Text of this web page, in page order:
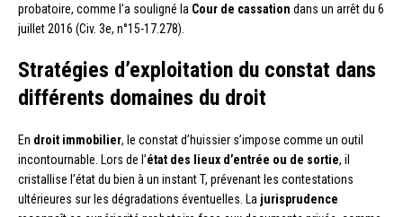
probatoire, comme l’a souligné la Cour de cassation dans un arrêt du 6
juillet 2016 (Civ. 3e, n°15-17.278).
Stratégies d’exploitation du constat dans
différents domaines du droit
En droit immobilier, le constat d’huissier s’impose comme un outil
incontournable. Lors de l’état des lieux d’entrée ou de sortie, il
cristallise l’état du bien à un instant T, prévenant les contestations
ultérieures sur les dégradations éventuelles. La jurisprudence